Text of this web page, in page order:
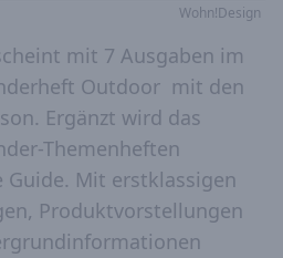
Wohn!Design
mit 7 Ausgaben im
Outdoor mit den
Ergänzt wird das
Themenheften
Guide. Mit erstklassigen
Produktvorstellungen